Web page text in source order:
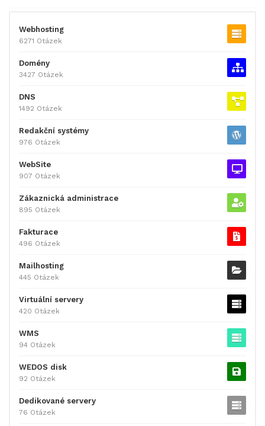
Webhosting
6271 Otázek
Domény
3427 Otázek
DNS
1492 Otázek
Redakční systémy
976 Otázek
WebSite
907 Otázek
Zákaznická administrace
895 Otázek
Fakturace
496 Otázek
Mailhosting
445 Otázek
Virtuální servery
420 Otázek
WMS
94 Otázek
WEDOS disk
92 Otázek
Dedikované servery
76 Otázek